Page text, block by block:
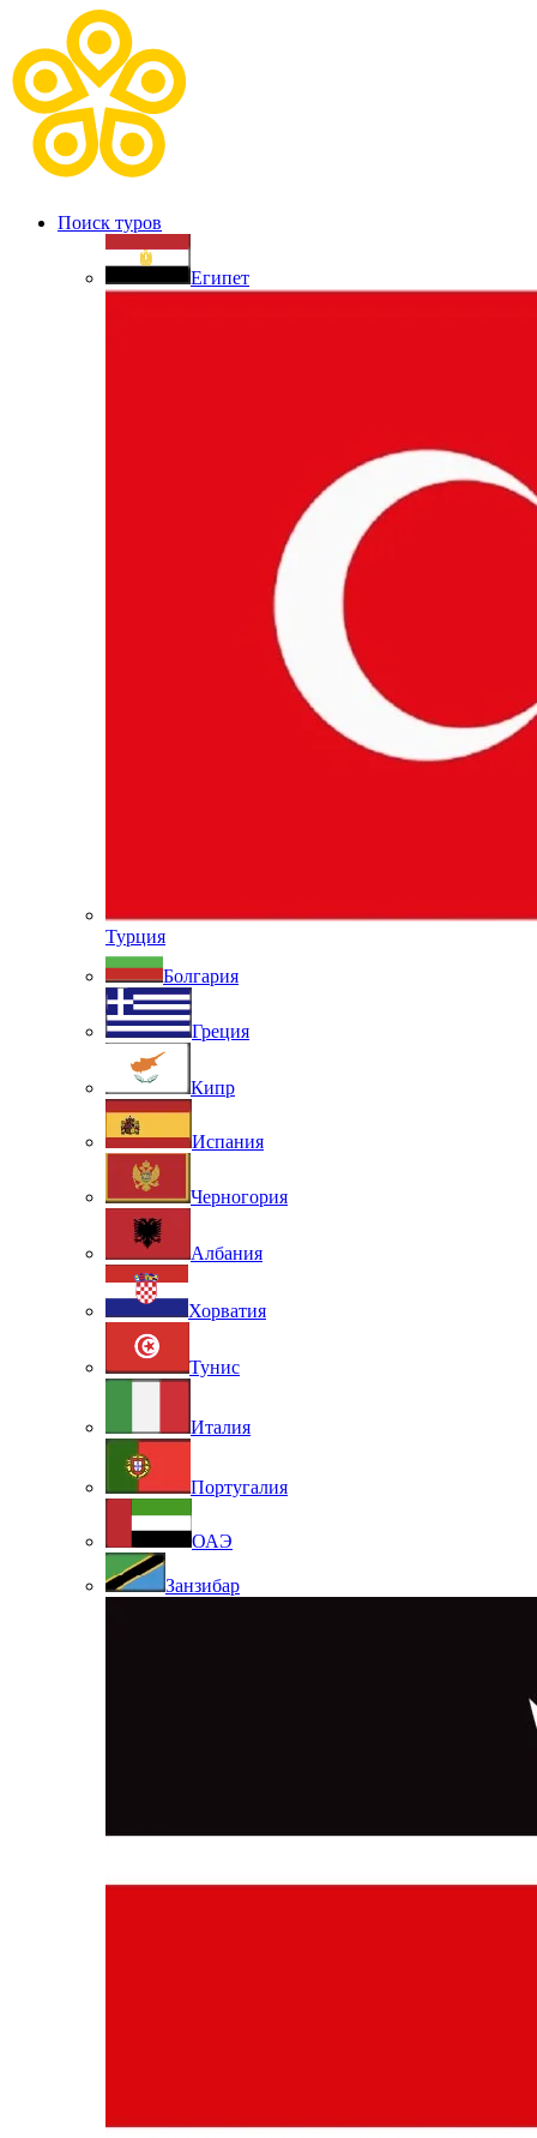
Поиск туров
Египет
Турция
Болгария
Греция
Кипр
Испания
Черногория
Албания
Хорватия
Тунис
Италия
Португалия
ОАЭ
Занзибар